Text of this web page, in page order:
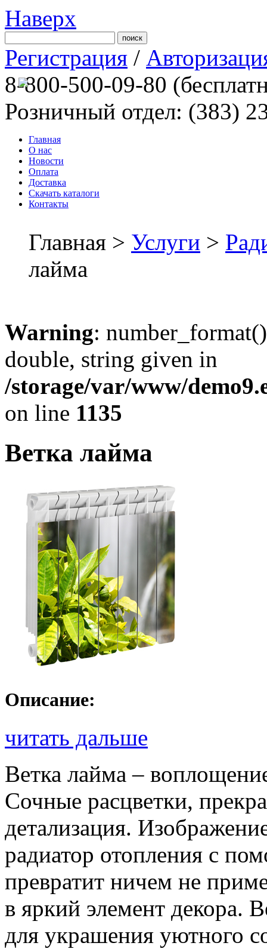
Наверх
Регистрация /
8-800-500-09-80
Розничный отдел: (383)
Главная
О нас
Новости
Оплата
Доставка
Скачать каталоги
Контакты
Главная > Услуги >
лайма
Warning:
double, string given in
/storage/var/www/
on line 1135
Ветка лайма
Описание:
читать дальше
Ветка лайма –
Сочные расцветки,
детализация.
радиатор отопления с
превратит ничем не
в яркий элемент декора.
для украшения уютного